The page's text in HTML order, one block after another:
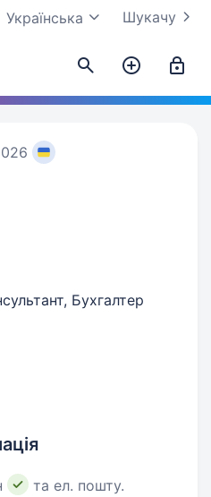
Шукачу
Українська
Бухгалтер
та ел. пошту.